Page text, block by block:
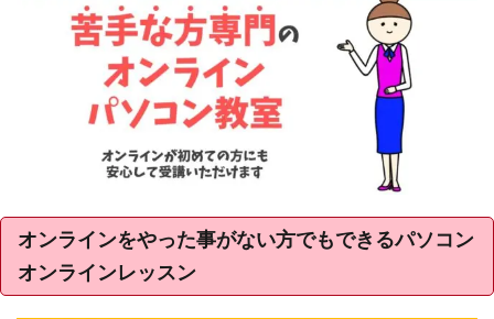
オンラインをやった事がない方でもできるパソコン
オンラインレッスン